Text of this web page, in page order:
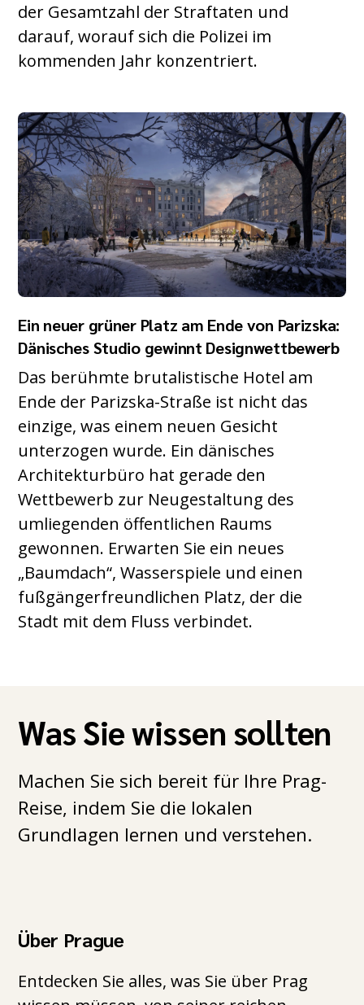
der Gesamtzahl der Straftaten und
darauf, worauf sich die Polizei im
kommenden Jahr konzentriert.
Ein neuer grüner Platz am Ende von Parizska:
Dänisches Studio gewinnt Designwettbewerb
Das berühmte brutalistische Hotel am
Ende der Parizska-Straße ist nicht das
einzige, was einem neuen Gesicht
unterzogen wurde. Ein dänisches
Architekturbüro hat gerade den
Wettbewerb zur Neugestaltung des
umliegenden öffentlichen Raums
gewonnen. Erwarten Sie ein neues
„Baumdach“, Wasserspiele und einen
fußgängerfreundlichen Platz, der die
Stadt mit dem Fluss verbindet.
Was Sie wissen sollten
Machen Sie sich bereit für Ihre Prag-
Reise, indem Sie die lokalen
Grundlagen lernen und verstehen.
Über Prague
Entdecken Sie alles, was Sie über Prag